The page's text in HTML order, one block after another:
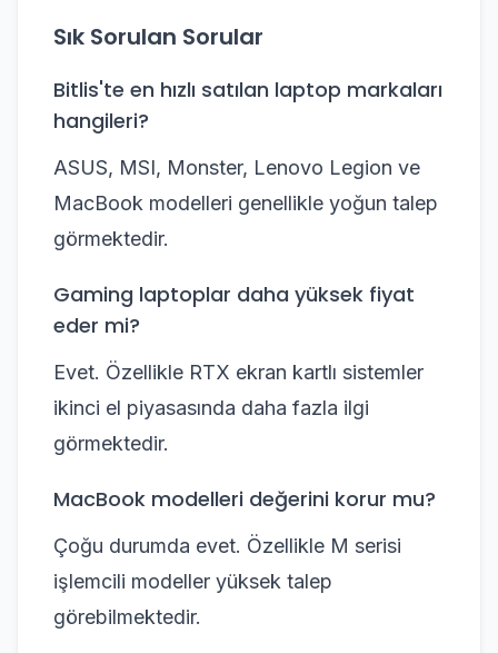
Sık Sorulan Sorular
Bitlis'te en hızlı satılan laptop markaları
hangileri?
ASUS, MSI, Monster, Lenovo Legion ve
MacBook modelleri genellikle yoğun talep
görmektedir.
Gaming laptoplar daha yüksek fiyat
eder mi?
Evet. Özellikle RTX ekran kartlı sistemler
ikinci el piyasasında daha fazla ilgi
görmektedir.
MacBook modelleri değerini korur mu?
Çoğu durumda evet. Özellikle M serisi
işlemcili modeller yüksek talep
görebilmektedir.